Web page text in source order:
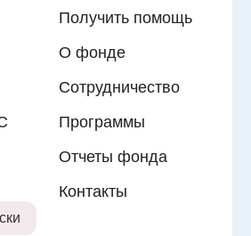
Получить помощь
О фонде
Сотрудничество
Программы
Отчеты фонда
Контакты